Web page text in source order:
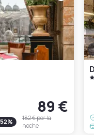
89 €
52% 182 €por la
noche